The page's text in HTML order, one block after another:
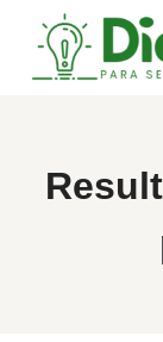
para